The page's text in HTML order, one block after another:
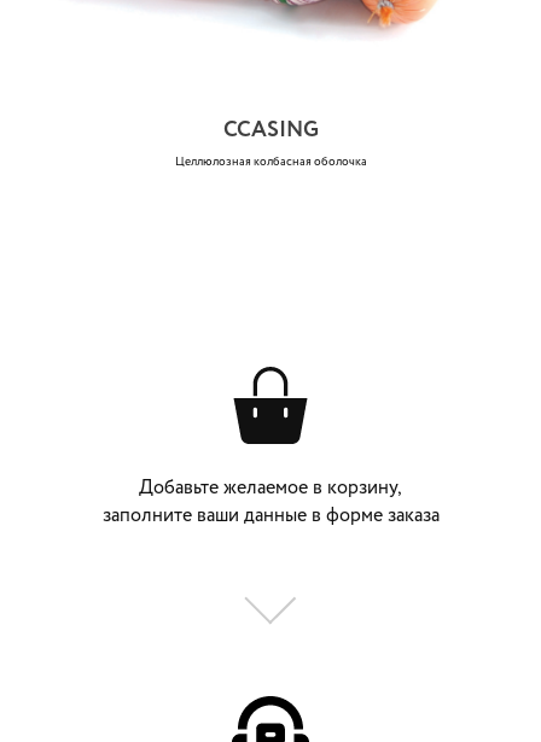
CCASING
Целлюлозная колбасная оболочка
Добавьте желаемое в корзину,
заполните ваши данные в форме заказа